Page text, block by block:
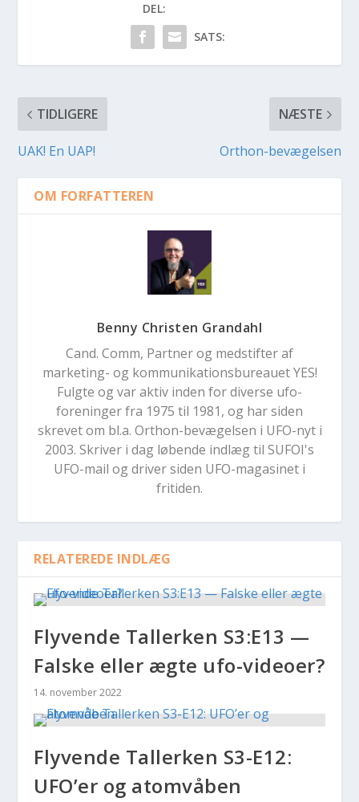
DEL:
SATS:
TIDLIGERE
UAK! En UAP!
NÆSTE
Orthon-bevægelsen
OM FORFATTEREN
Benny Christen Grandahl
Cand. Comm, Partner og medstifter af
marketing- og kommunikationsbureauet YES!
Fulgte og var aktiv inden for diverse ufo-
foreninger fra 1975 til 1981, og har siden
skrevet om bl.a. Orthon-bevægelsen i UFO-nyt i
2003. Skriver i dag løbende indlæg til SUFOI's
UFO-mail og driver siden UFO-magasinet i
fritiden.
RELATEREDE INDLÆG
Flyvende Tallerken S3:E13 —
Falske eller ægte ufo-videoer?
14. november 2022
Flyvende Tallerken S3-E12:
UFO’er og atomvåben